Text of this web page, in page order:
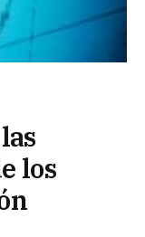
los